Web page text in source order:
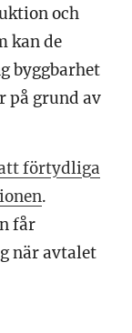
och
kan de
byggbarhet
på grund av
förtydliga
.
får
när avtalet